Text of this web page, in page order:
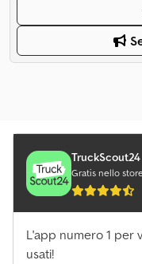
TruckScout24
Gratis nello
L'app numero 1 per
usati!